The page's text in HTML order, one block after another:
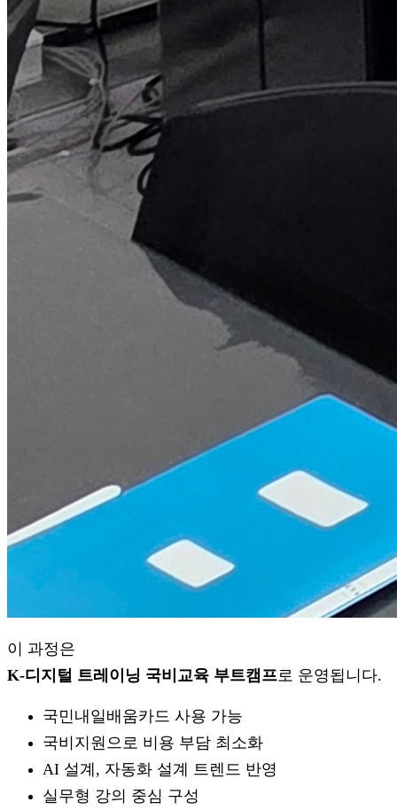
이 과정은
K-디지털 트레이닝 국비교육 부트캠프로 운영됩니다.
국민내일배움카드 사용 가능
국비지원으로 비용 부담 최소화
AI 설계, 자동화 설계 트렌드 반영
실무형 강의 중심 구성